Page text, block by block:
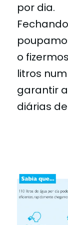
por dia.
o
litros
garantir
diárias